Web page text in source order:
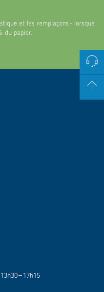
et les remplaçons - lorsque
du papier.